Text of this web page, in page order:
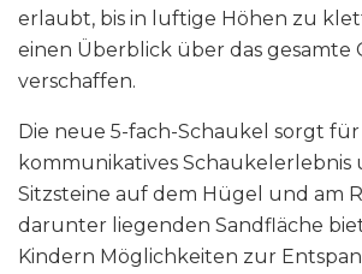
erlaubt, bis in luftige Höhen zu
einen Überblick über das gesamte
verschaffen.
Die neue 5-fach-Schaukel sorgt für
kommunikatives Schaukelerlebnis
Sitzsteine auf dem Hügel und am
darunter liegenden Sandfläche
Kindern Möglichkeiten zur